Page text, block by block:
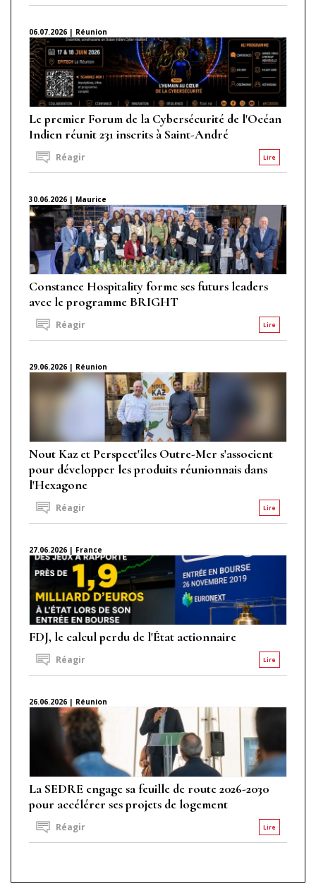
06.07.2026 | Réunion
Le premier Forum de la Cybersécurité de l'Océan
Indien réunit 231 inscrits à Saint-André
Lire
Réagir
30.06.2026 | Maurice
Constance Hospitality forme ses futurs leaders
avec le programme BRIGHT
Lire
Réagir
29.06.2026 | Réunion
Nout Kaz et Perspect'îles Outre-Mer s'associent
pour développer les produits réunionnais dans
l'Hexagone
Lire
Réagir
27.06.2026 | France
FDJ, le calcul perdu de l'État actionnaire
Lire
Réagir
26.06.2026 | Réunion
La SEDRE engage sa feuille de route 2026-2030
pour accélérer ses projets de logement
Lire
Réagir